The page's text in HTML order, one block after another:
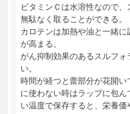
ビタミンＣは水溶性なので、
無駄なく取ることができる。
カロテンは加熱や油と一緒
が高まる。
がん抑制効果のあるスルフォ
い。
時間が経つと蕾部分が花開い
に使わない時はラップに包
い温度で保存すると、栄養